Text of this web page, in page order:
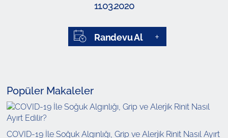
11.03.2020
Randevu Al
Popüler Makaleler
COVID-19 İle Soğuk Algınlığı, Grip ve Alerjik Rinit Nasıl Ayırt